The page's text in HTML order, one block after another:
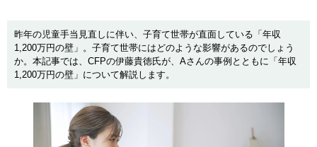
昨年の児童手当見直しに伴い、子育て世帯が直面している「年収
1,200万円の壁」。子育て世帯にはどのような影響があるのでしょう
か。本記事では、CFPの伊藤貴徳氏が、Aさんの事例とともに「年収
1,200万円の壁」について解説します。